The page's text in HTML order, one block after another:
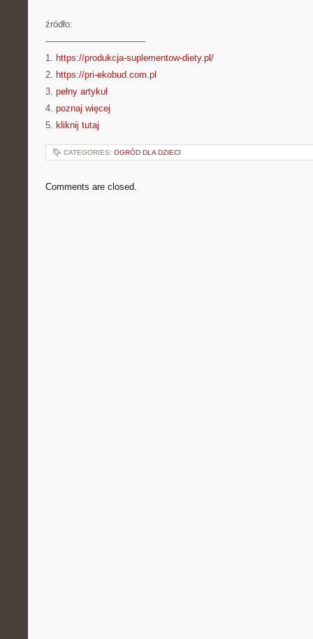
źródło:
———————————
1. https://produkcja-suplementow-diety.pl/
2. https://pri-ekobud.com.pl
3. pełny artykuł
4. poznaj więcej
5. kliknij tutaj
CATEGORIES: OGRÓD DLA DZIECI
Comments are closed.